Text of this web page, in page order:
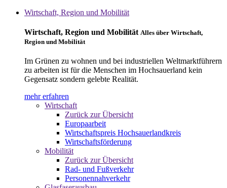
Wirtschaft, Region und Mobilität
Wirtschaft, Region und Mobilität Alles über Wirtschaft,
Region und Mobilität
Im Grünen zu wohnen und bei industriellen Weltmarktführern
zu arbeiten ist für die Menschen im Hochsauerland kein
Gegensatz sondern gelebte Realität.
mehr erfahren
Wirtschaft
Zurück zur Übersicht
Europaarbeit
Wirtschaftspreis Hochsauerlandkreis
Wirtschaftsförderung
Mobilität
Zurück zur Übersicht
Rad- und Fußverkehr
Personennahverkehr